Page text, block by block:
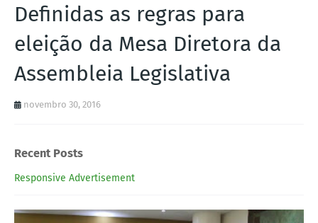
Definidas as regras para
eleição da Mesa Diretora da
Assembleia Legislativa
novembro 30, 2016
Recent Posts
Responsive Advertisement